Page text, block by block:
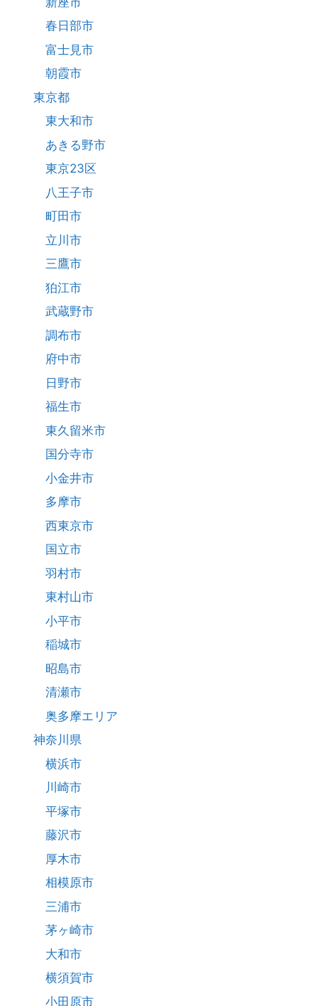
春日部市
富士見市
朝霞市
東京都
東大和市
あきる野市
東京23区
八王子市
町田市
立川市
三鷹市
狛江市
武蔵野市
調布市
府中市
日野市
福生市
東久留米市
国分寺市
小金井市
多摩市
西東京市
国立市
羽村市
東村山市
小平市
稲城市
昭島市
清瀬市
奥多摩エリア
神奈川県
横浜市
川崎市
平塚市
藤沢市
厚木市
相模原市
三浦市
茅ヶ崎市
大和市
横須賀市
小田原市